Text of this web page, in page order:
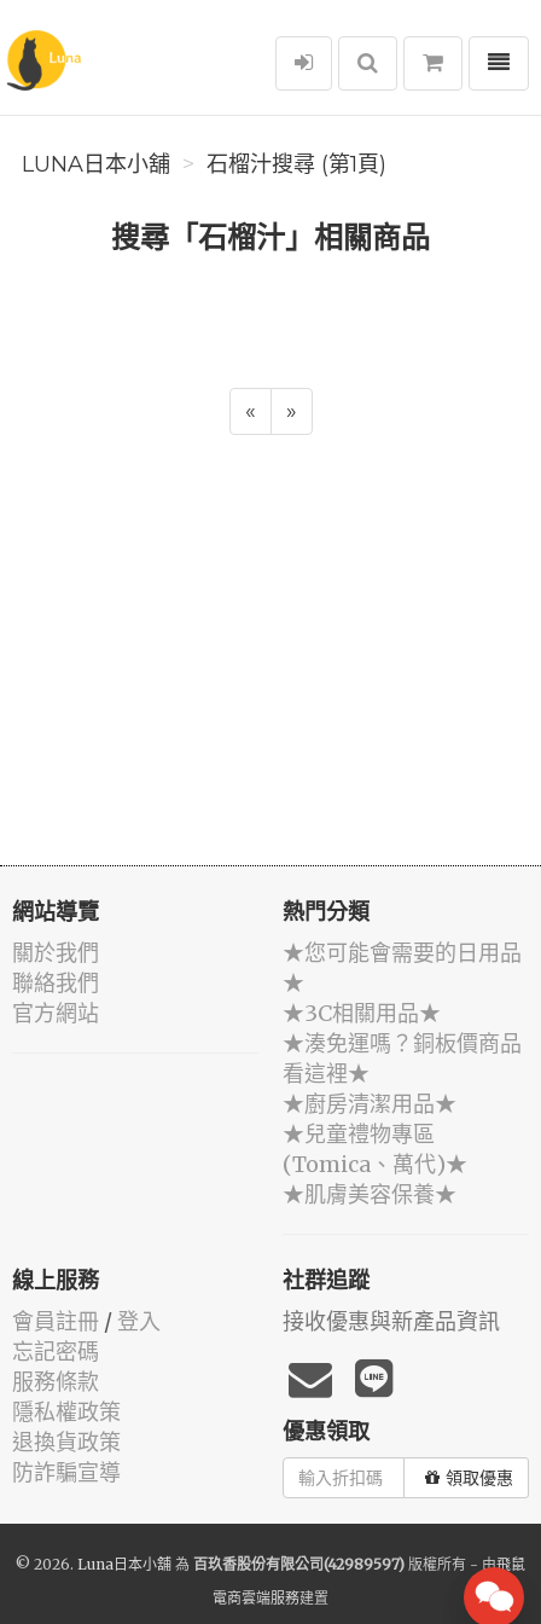
Luna日本小舖
選單
LUNA日本小舖 石榴汁搜尋 (第1頁)
搜尋「石榴汁」相關商品
« »
網站導覽
關於我們
聯絡我們
官方網站
熱門分類
★您可能會需要的日用品
★
★3C相關用品★
★湊免運嗎？銅板價商品
看這裡★
★廚房清潔用品★
★兒童禮物專區
(Tomica、萬代)★
★肌膚美容保養★
線上服務
會員註冊 / 登入
忘記密碼
服務條款
隱私權政策
退換貨政策
防詐騙宣導
社群追蹤
接收優惠與新產品資訊
優惠領取
領取優惠
© 2026. Luna日本小舖 為 百玖香股份有限公司(42989597) 版權所有 - 由飛鼠
電商雲端服務建置